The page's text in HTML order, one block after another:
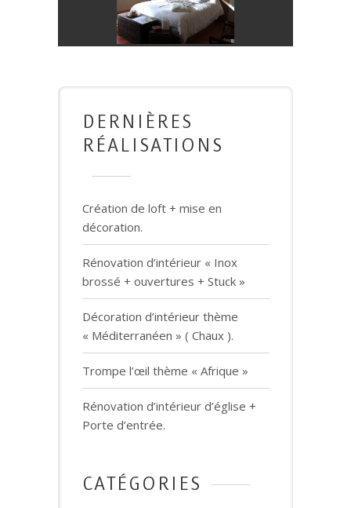
DERNIÈRES
RÉALISATIONS
Création de loft + mise en
décoration.
Rénovation d’intérieur « Inox
brossé + ouvertures + Stuck »
Décoration d’intérieur thème
« Méditerranéen » ( Chaux ).
Trompe l’œil thème « Afrique »
Rénovation d’intérieur d’église +
Porte d’entrée.
CATÉGORIES